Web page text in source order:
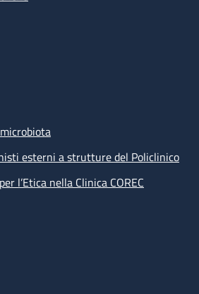
esterni a strutture del Policlinico
l’Etica nella Clinica COREC